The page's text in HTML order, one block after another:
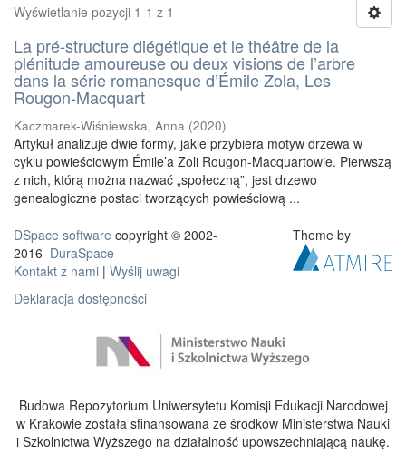
Wyświetlanie pozycji 1-1 z 1
La pré-structure diégétique et le théâtre de la
plénitude amoureuse ou deux visions de l’arbre
dans la série romanesque d’Émile Zola, Les
Rougon-Macquart
Kaczmarek-Wiśniewska, Anna (2020)
Artykuł analizuje dwie formy, jakie przybiera motyw drzewa w
cyklu powieściowym Émile’a Zoli Rougon-Macquartowie. Pierwszą
z nich, którą można nazwać „społeczną”, jest drzewo
genealogiczne postaci tworzących powieściową ...
DSpace software copyright © 2002-
2016 DuraSpace
Kontakt z nami | Wyślij uwagi
Deklaracja dostępności
Theme by
Budowa Repozytorium Uniwersytetu Komisji Edukacji Narodowej
w Krakowie została sfinansowana ze środków Ministerstwa Nauki
i Szkolnictwa Wyższego na działalność upowszechniającą naukę.